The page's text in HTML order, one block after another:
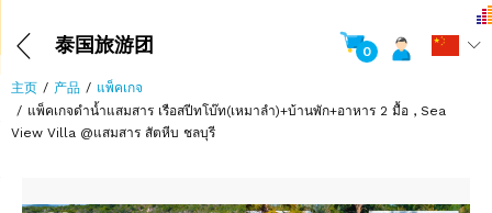
泰国旅游团 0
主页 产品
แพ็คเกจ
แพ็คเกจดำน้ำแสมสาร เรือสปีทโบ๊ท(เหมาลำ)+บ้านพัก+อาหาร 2 มื้อ , Sea
View Villa @แสมสาร สัตหีบ ชลบุรี